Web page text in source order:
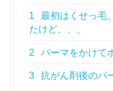
1
最初はくせっ毛
たけど、、、
2 パーマをかけて
3 抗がん剤後の